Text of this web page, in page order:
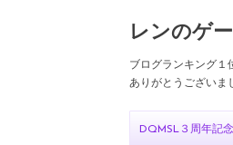
レンのゲ
ブログランキング１
ありがとうございま
DQMSL３周年記